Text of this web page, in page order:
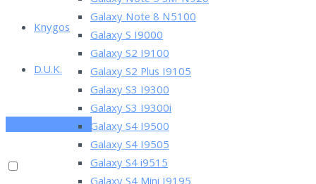
Knygos
D.U.K.
PRENUMERUOK
Galaxy Note 8 N5100
Galaxy S I9000
Galaxy S2 I9100
Galaxy S2 Plus I9105
Galaxy S3 I9300
Galaxy S3 I9300i
Galaxy S4 I9500
Galaxy S4 I9505
Galaxy S4 i9515